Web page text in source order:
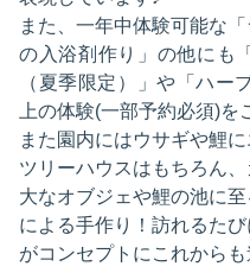
また、一年中体験可能な
の入浴剤作り」の他にも
（夏季限定）」や「ハー
上の体験(一部予約必須)を
また園内にはウサギや鯉
ツリーハウスはもちろん
大なオブジェや鯉の池に
による手作り！訪れるた
がコンセプトにこれから